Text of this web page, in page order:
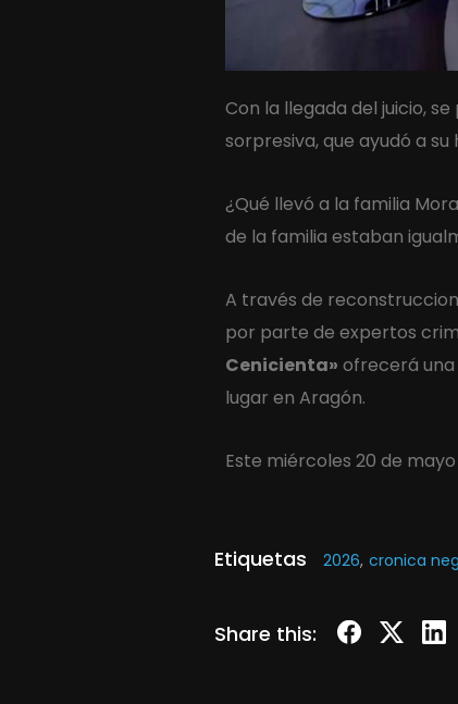
Con la llegada del juicio,
sorpresiva, que ayudó a
¿Qué llevó a la familia
de la familia estaban
A través de
por parte de expertos
Cenicienta» ofrecerá una
lugar en Aragón.
Este miércoles 20 de
Etiquetas 2026, cronica
Share this: